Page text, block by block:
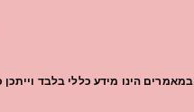
הינו מידע כללי בלבד